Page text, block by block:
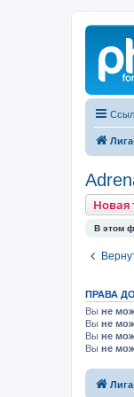
Новая
В этом
ПРАВА
Вы не
Вы не
Вы не
Вы не